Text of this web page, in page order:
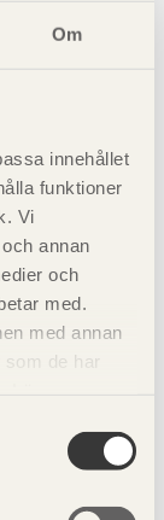
Om
innehållet
funktioner
Vi
annan
och
med.
med annan
de har
.
inte bör
på sidan 1.3.3